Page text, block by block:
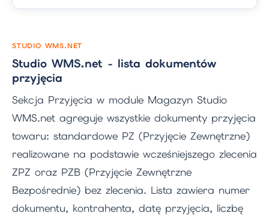
STUDIO WMS.NET
Studio WMS.net - lista dokumentów
przyjęcia
Sekcja Przyjęcia w module Magazyn Studio
WMS.net agreguje wszystkie dokumenty przyjęcia
towaru: standardowe PZ (Przyjęcie Zewnętrzne)
realizowane na podstawie wcześniejszego zlecenia
ZPZ oraz PZB (Przyjęcie Zewnętrzne
Bezpośrednie) bez zlecenia. Lista zawiera numer
dokumentu, kontrahenta, datę przyjęcia, liczbę